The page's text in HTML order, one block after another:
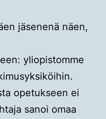
jäsenenä näen,
yliopistomme
opetukseen ei
sanoi omaa